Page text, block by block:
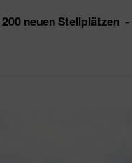
neuen Stellplätzen -